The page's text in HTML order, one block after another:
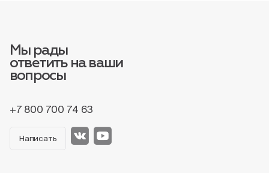
Мы рады
ответить на ваши
вопросы
+7 800 700 74 63
Написать